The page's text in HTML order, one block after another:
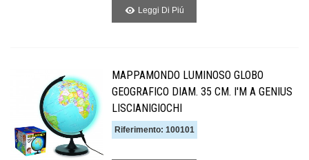
Leggi Di Piú
MAPPAMONDO LUMINOSO GLOBO
GEOGRAFICO DIAM. 35 CM. I'M A GENIUS
LISCIANIGIOCHI
Riferimento: 100101